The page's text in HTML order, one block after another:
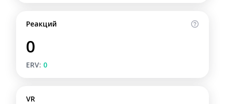
Реакций
0
ERV: 0
VR